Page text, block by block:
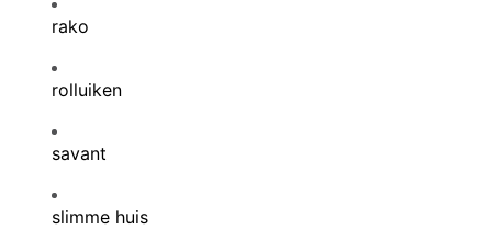
rako
rolluiken
savant
slimme huis